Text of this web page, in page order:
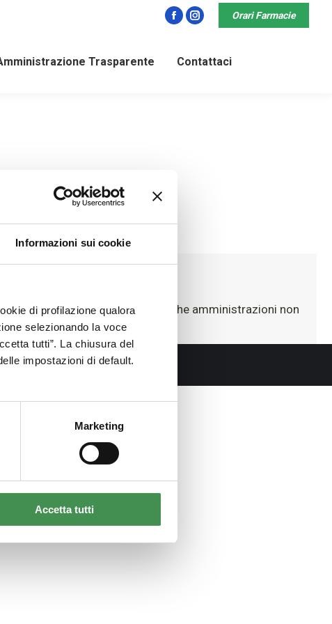
Informazioni sui cookie
di profilazione qualora
selezionando la voce
tutti”. La chiusura del
impostazioni di default.
Marketing
Accetta tutti
FacebookInstagram
Orari Farmacie
Trasparente Contattaci
ulteriori che le pubbliche amministrazioni non